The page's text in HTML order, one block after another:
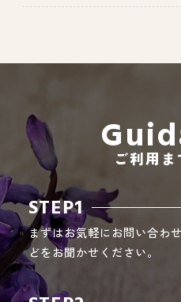
Instagram 事業所紹
CEO BLOG
オールピース代表の部屋
ご利用
STEP1
まずはお気軽にお問い合わ
どをお聞かせください。